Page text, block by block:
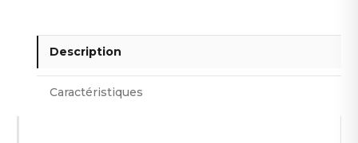
Description
Caractéristiques